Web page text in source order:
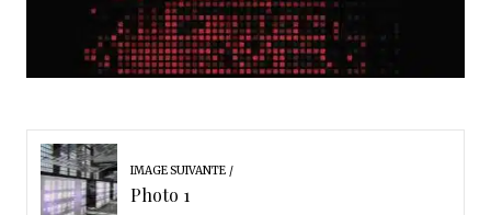
IMAGE SUIVANTE
Photo 1